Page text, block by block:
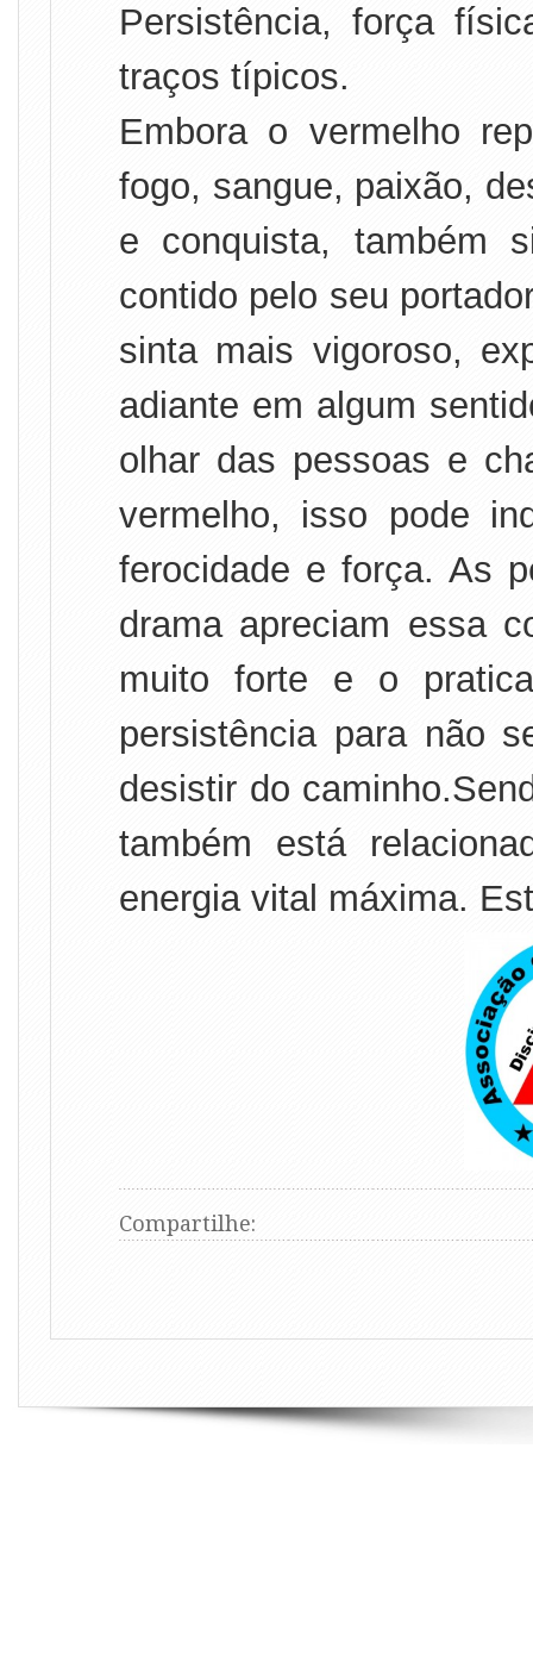
Persistência, força
traços típicos.
Embora o vermelho
fogo, sangue, paixão,
e conquista, também
contido pelo seu
sinta mais vigoroso,
adiante em algum
olhar das pessoas e
vermelho, isso pode
ferocidade e força. As
drama apreciam essa
muito forte e o
persistência para não
desistir do
também está
energia vital máxima.
Compartilhe: